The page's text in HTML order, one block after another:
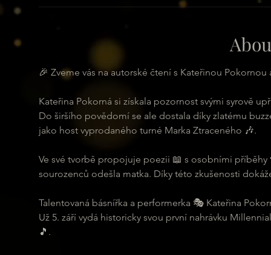
🎉 Zveme vás na autorské čtení s Kateřinou Pokornou
Kateřina Pokorná si získala pozornost svými syrově
Do širšího povědomí se ale dostala díky zlatému
jako host vyprodaného turné Marka Ztraceného 🎶.
Ve své tvorbě propojuje poezii 📖 s osobními
sourozenců odešla matka. Díky této zkušenosti
Talentovaná básnířka a performerka 🎭 Kateřina
Už 5. září vydá historicky svou první nahrávku
🎵.